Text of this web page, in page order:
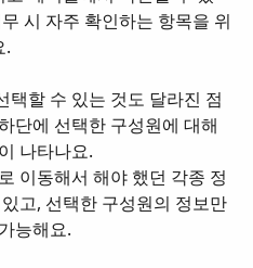
시 자주 확인하는 항목을 위
.
택할 수 있는 것도 달라진 점
단에 선택한 구성원에 대해
나타나요.
이동해서 해야 했던 각종 정
고, 선택한 구성원의 정보만
능해요.